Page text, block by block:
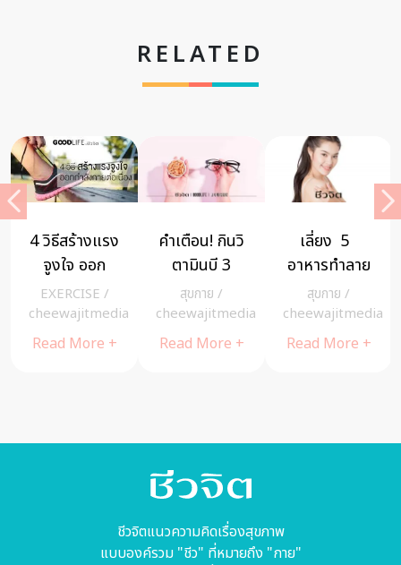
RELATED
การล้างมือ
ช่วยลดความ
เสี่ยงติดเชื้อได้
มากถึง 50%
สุขกาย/
cheewajitmedia
Read More +
แบคทีเรียกิน
เนื้อ โรคเนื้อ
เน่าที่ต้องระวัง
สุขกาย /
cheewajitmedia
Read More +
ถั่วดำ สยบ
มะเร็ง
ลำไส้ใหญ่
สุขกาย/pant
Read More +
ชีวจิตแนวความคิดเรื่องสุขภาพ
แบบองค์รวม "ชีว" ที่หมายถึง "กาย"